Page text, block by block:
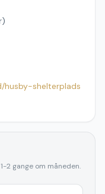
husby-shelterplads
2 gange om måneden.